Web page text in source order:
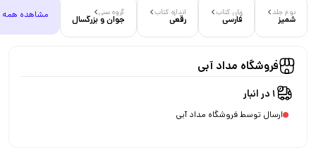
نوع جلد
شمیز
زبان کتاب
فارسی
اندازه کتاب
رقعی
گروه سنی
جوان و بزرگسال مشاهده همه
فروشگاه مداد آبی
1 در انبار
ارسال توسط فروشگاه مداد آبی